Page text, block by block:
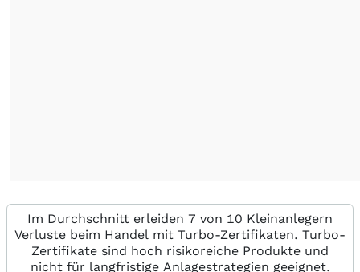
Im Durchschnitt erleiden 7 von 10 Kleinanlegern
Verluste beim Handel mit Turbo-Zertifikaten. Turbo-
Zertifikate sind hoch risikoreiche Produkte und
nicht für langfristige Anlagestrategien geeignet.